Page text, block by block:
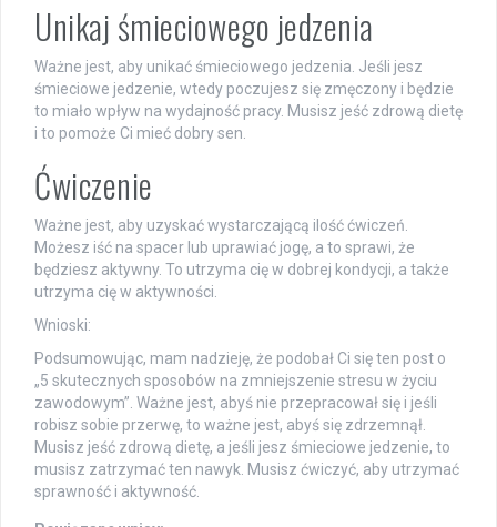
Unikaj śmieciowego jedzenia
Ważne jest, aby unikać śmieciowego jedzenia. Jeśli jesz
śmieciowe jedzenie, wtedy poczujesz się zmęczony i będzie
to miało wpływ na wydajność pracy. Musisz jeść zdrową dietę
i to pomoże Ci mieć dobry sen.
Ćwiczenie
Ważne jest, aby uzyskać wystarczającą ilość ćwiczeń.
Możesz iść na spacer lub uprawiać jogę, a to sprawi, że
będziesz aktywny. To utrzyma cię w dobrej kondycji, a także
utrzyma cię w aktywności.
Wnioski:
Podsumowując, mam nadzieję, że podobał Ci się ten post o
„5 skutecznych sposobów na zmniejszenie stresu w życiu
zawodowym”. Ważne jest, abyś nie przepracował się i jeśli
robisz sobie przerwę, to ważne jest, abyś się zdrzemnął.
Musisz jeść zdrową dietę, a jeśli jesz śmieciowe jedzenie, to
musisz zatrzymać ten nawyk. Musisz ćwiczyć, aby utrzymać
sprawność i aktywność.